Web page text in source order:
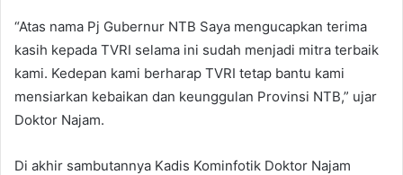
“Atas nama Pj Gubernur NTB Saya mengucapkan terima
kasih kepada TVRI selama ini sudah menjadi mitra terbaik
kami. Kedepan kami berharap TVRI tetap bantu kami
mensiarkan kebaikan dan keunggulan Provinsi NTB,” ujar
Doktor Najam.
Di akhir sambutannya Kadis Kominfotik Doktor Najam